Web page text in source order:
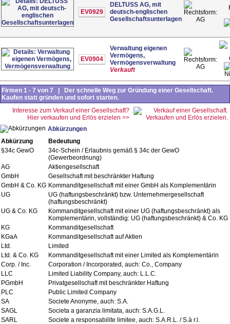
EV0929
DELTUSS AG, mit
deutsch-englischen
Gesellschaftsunterlagen
AG
EV0904
Verwaltung eigenen
Vermögens,
Vermögensverwaltung
Verkauft
AG
Firmen 1 - 7 von 7 | Der schnelle Weg zur Gründung einer Gesellschaft.
Kaufen statt gründen und sofort starten.
Interesse zum Verkauf einer Gesellschaft?
Hier verkaufen und Erlös erzielen >>
Abkürzungen
Abkürzung
Bedeutung
§34c GewO
34c-Schein / Erlaubnis gemäß § 34c der GewO
(Gewerbeordnung)
AG
Aktiengesellschaft
GmbH
Gesellschaft mit beschränkter Haftung
GmbH & Co. KG Kommanditgesellschaft mit einer GmbH als Komplementärin
UG
UG (haftungsbeschränkt) bzw. Unternehmergesellschaft
(haftungsbeschränkt)
UG & Co. KG
Kommanditgesellschaft mit einer UG (haftungsbeschränkt) als
Komplementärin, vollständig: UG (haftungsbeschränkt) & Co. KG
KG
Kommanditgesellschaft
KGaA
Kommanditgesellschaft auf Aktien
Ltd.
Limited
Ltd. & Co. KG
Kommanditgesellschaft mit einer Limited als Komplementärin
Corp. / Inc.
Corporation / Incorporated, auch: Co., Company
LLC
Limited Liability Company, auch: L.L.C.
PGmbH
Privatgesellschaft mit beschränkter Haftung
PLC
Public Limited Company
SA
Societe Anonyme, auch: S.A.
SAGL
Societa a garanzia limitata, auch: S.A.G.L.
SARL
Societe a responsabilite limitee, auch: S.A.R.L. / S.à r.l.